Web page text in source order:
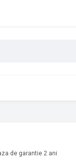
de garantie 2 ani